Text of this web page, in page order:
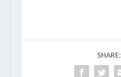
SHARE: